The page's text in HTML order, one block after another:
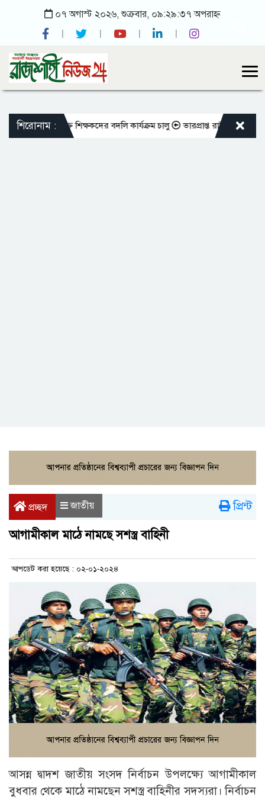
০৭ অগাস্ট ২০২৬, শুক্রবার, ০৯:২৯:৩৭ অপরাহ্ন
শিরোনাম :
এমপিওভুক্ত শিক্ষকদের বদলি কার্যক্রম চালু ভারপ্রাপ্ত রাষ্ট্রপতিকে শুভেচ্ছা
প্রচ্ছদ জাতীয় প্রিন্ট
আগামীকাল মাঠে নামছে সশস্ত্র বাহিনী
আপডেট করা হয়েছে : ০২-০১-২০২৪
আসন্ন দ্বাদশ জাতীয় সংসদ নির্বাচন উপলক্ষ্যে আগামীকাল
বুধবার থেকে মাঠে নামছেন সশস্ত্র বাহিনীর সদস্যরা। নির্বাচন